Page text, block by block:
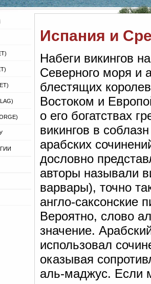
Испания и
Набеги викингов
Северного моря и
блестящих
Востоком и
о его богатствах
викингов в
арабских
дословно
авторы называли
варвары), точно
англо-саксонские
Вероятно, слово
значение.
использовал
оказывая
аль-маджус. Если